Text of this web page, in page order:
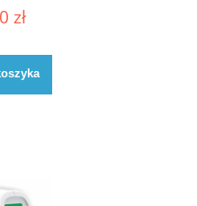
zł